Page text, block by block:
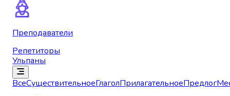
Преподаватели
Репетиторы
Ульпаны
ВсеСуществительноеГлаголПрилагательноеПредлог